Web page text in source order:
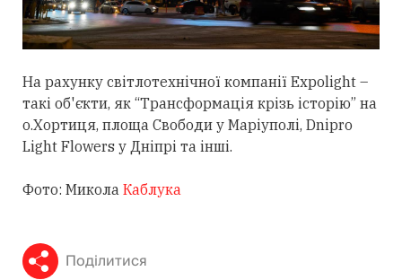
На рахунку світлотехнічної компанії Expolight –
такі об'єкти, як “Трансформація крізь історію” на
о.Хортиця, площа Свободи у Маріуполі, Dnipro
Light Flowers у Дніпрі та інші.
Фото: Микола Каблука
Поділитися